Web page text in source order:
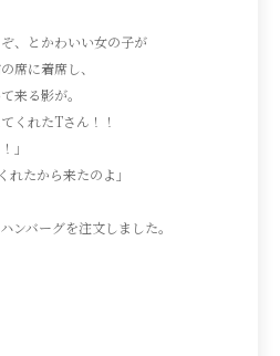
、とかわいい女の子が
席に着席し、
来る影が。
くれたTさん！！
」
れたから来たのよ」
ンバーグを注文しました。